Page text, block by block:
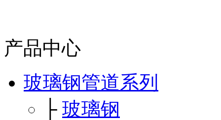
产品中心
玻璃钢管道系列
├ 玻璃钢